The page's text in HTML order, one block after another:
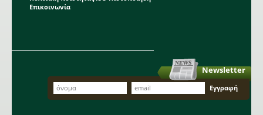
Επικοινωνία
Newsletter